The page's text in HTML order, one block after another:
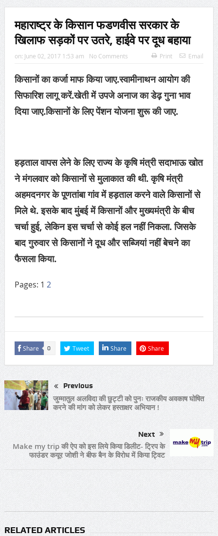
महाराष्ट्र के किसान फडणवीस सरकार के
खिलाफ सड़कों पर उतरे, हाईवे पर दूध बहाया
on: June 02, 2017 1:53 am No Comments Print Email
किसानों का कर्जा माफ किया जाए.स्वामीनाथन आयोग की
सिफारिश लागू करें.खेती में उपजे अनाज का डेढ़ गुना भाव
दिया जाए.किसानों के लिए पेंशन योजना शुरू की जाए.
हड़ताल वापस लेने के लिए राज्य के कृषि मंत्री सदाभाऊ खोत
ने मंगलवार को किसानों से मुलाकात की थी. कृषि मंत्री
अहमदनगर के पूणतांबा गांव में हड़ताल करने वाले किसानों से
मिले थे. इसके बाद मुंबई में किसानों और मुख्यमंत्री के बीच
चर्चा हुई, लेकिन इस चर्चा से कोई हल नहीं निकला. जिसके
बाद गुरुवार से किसानों ने दूध और सब्जियां नहीं बेचने का
फैसला किया.
Pages: 1 2
Share 0 Tweet Share Share
Previous
जुम्मातुल अलविदा की छुट्टी को पुनः राजकीय अवकाष घोषित
करने की मांग को लेकर हस्ताक्षर अभियान !
Next
Make my trip की ऐप को इस लिये किया डिलीट- ट्रिप के
फाउंडर कयूर जोशी ने बीफ बैन के विरोध में किया ट्विट
RELATED ARTICLES